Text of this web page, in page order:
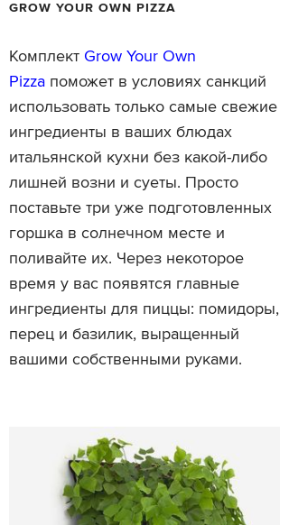
GROW YOUR OWN PIZZA
Комплект Grow Your Own
Pizza поможет в условиях санкций
использовать только самые свежие
ингредиенты в ваших блюдах
итальянской кухни без какой-либо
лишней возни и суеты. Просто
поставьте три уже подготовленных
горшка в солнечном месте и
поливайте их. Через некоторое
время у вас появятся главные
ингредиенты для пиццы: помидоры,
перец и базилик, выращенный
вашими собственными руками.